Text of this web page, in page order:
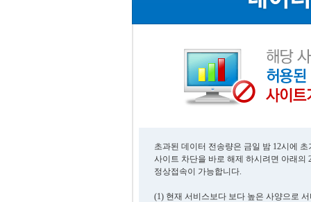
초과된 데이터 전송량은 금일 밤 12시에
사이트 차단을 바로 해제 하시려면 아래의
정상접속이 가능합니다.
(1) 현재 서비스보다 보다 높은 사양으로